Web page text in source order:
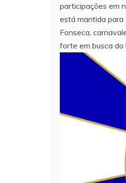
participações em
está mantida para
Fonseca,
forte em busca do